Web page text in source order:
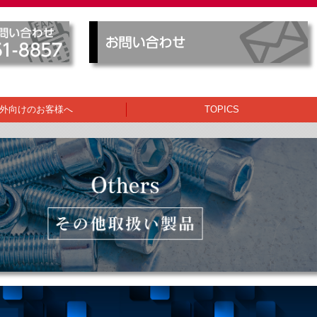
向けのお客様へ TOPICS